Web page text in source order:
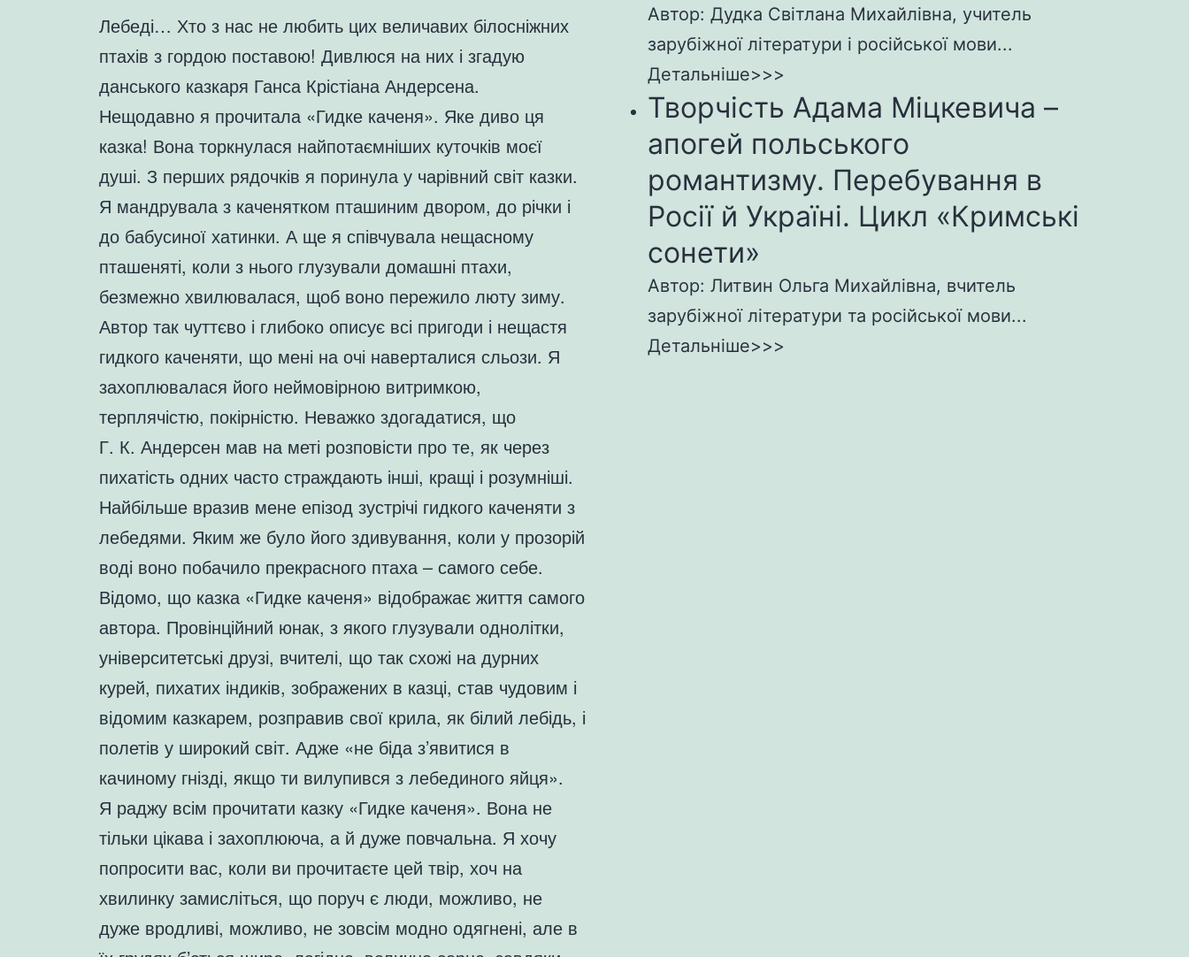
Лебеді… Хто з нас не любить цих величавих білосніжних
птахів з гордою поставою! Дивлюся на них і згадую
данського казкаря Ганса Крістіана Андерсена.
Нещодавно я прочитала «Гидке каченя». Яке диво ця
казка! Вона торкнулася найпотаємніших куточків моєї
душі. З перших рядочків я поринула у чарівний світ казки.
Я мандрувала з каченятком пташиним двором, до річки і
до бабусиної хатинки. А ще я співчувала нещасному
пташеняті, коли з нього глузували домашні птахи,
безмежно хвилювалася, щоб воно пережило люту зиму.
Автор так чуттєво і глибоко описує всі пригоди і нещастя
гидкого каченяти, що мені на очі наверталися сльози. Я
захоплювалася його неймовірною витримкою,
терплячістю, покірністю. Неважко здогадатися, що
Г. К. Андерсен мав на меті розповісти про те, як через
пихатість одних часто страждають інші, кращі і розумніші.
Найбільше вразив мене епізод зустрічі гидкого каченяти з
лебедями. Яким же було його здивування, коли у прозорій
воді воно побачило прекрасного птаха – самого себе.
Відомо, що казка «Гидке каченя» відображає життя самого
автора. Провінційний юнак, з якого глузували однолітки,
університетські друзі, вчителі, що так схожі на дурних
курей, пихатих індиків, зображених в казці, став чудовим і
відомим казкарем, розправив свої крила, як білий лебідь, і
полетів у широкий світ. Адже «не біда з’явитися в
качиному гнізді, якщо ти вилупився з лебединого яйця».
Я раджу всім прочитати казку «Гидке каченя». Вона не
тільки цікава і захоплююча, а й дуже повчальна. Я хочу
попросити вас, коли ви прочитаєте цей твір, хоч на
хвилинку замисліться, що поруч є люди, можливо, не
дуже вродливі, можливо, не зовсім модно одягнені, але в
Автор: Дудка Світлана Михайлівна, учитель
зарубіжної літератури і російської мови...
Детальніше>>>
Творчість Адама Міцкевича –
апогей польського
романтизму. Перебування в
Росії й Україні. Цикл «Кримські
сонети»
Автор: Литвин Ольга Михайлівна, вчитель
зарубіжної літератури та російської мови...
Детальніше>>>